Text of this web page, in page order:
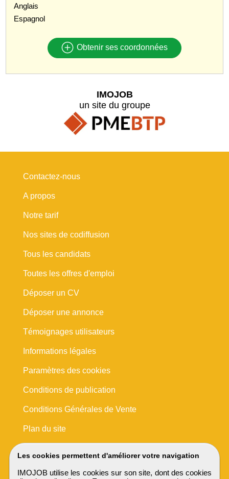
Anglais
Espagnol
Obtenir ses coordonnées
Les cookies permettent d'améliorer votre navigation
IMOJOB utilise les cookies sur son site, dont des cookies
IMOJOB
un site du groupe
Contactez-nous
A propos
Notre tarif
Nos sites de codiffusion
Tous les candidats
Toutes les offres d'emploi
Déposer un CV
Déposer une annonce
Témoignages utilisateurs
Informations légales
Paramètres des cookies
Conditions de publication
Conditions Générales de Vente
Plan du site